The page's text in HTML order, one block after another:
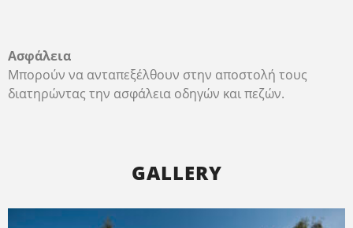
Ασφάλεια
Μπορούν να ανταπεξέλθουν στην αποστολή τους
διατηρώντας την ασφάλεια οδηγών και πεζών.
GALLERY